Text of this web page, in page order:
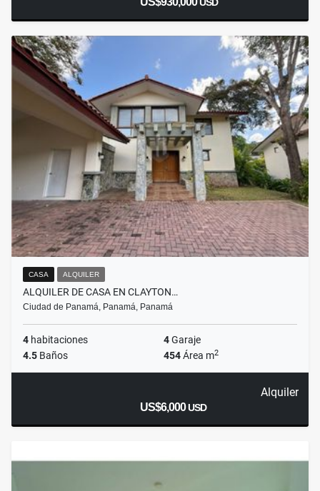
CASA ALQUILER
ALQUILER DE CASA EN CLAYTON…
Ciudad de Panamá, Panamá, Panamá
4 habitaciones 4Garaje
4.5 Baños 454Área m2
Alquiler
US$6,000USD